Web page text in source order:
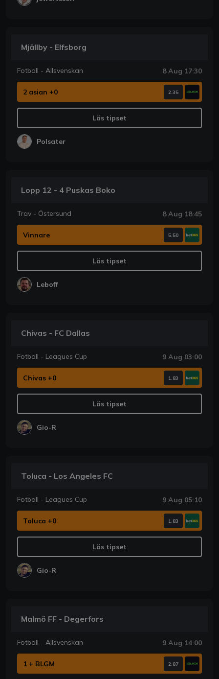
Mjällby - Elfsborg
Fotboll - Allsvenskan 8 Aug 17:30
2 asian +0 2.35
Läs tipset
Polsater
Lopp 12 - 4 Puskas Boko
Trav - Östersund 8 Aug 18:45
Vinnare 5.50
Läs tipset
Leboff
Chivas - FC Dallas
Fotboll - Leagues Cup 9 Aug 03:00
Chivas +0 1.83
Läs tipset
Gio-R
Toluca - Los Angeles FC
Fotboll - Leagues Cup 9 Aug 05:10
Toluca +0 1.83
Läs tipset
Gio-R
Malmö FF - Degerfors
Fotboll - Allsvenskan 9 Aug 14:00
1 + BLGM 2.87